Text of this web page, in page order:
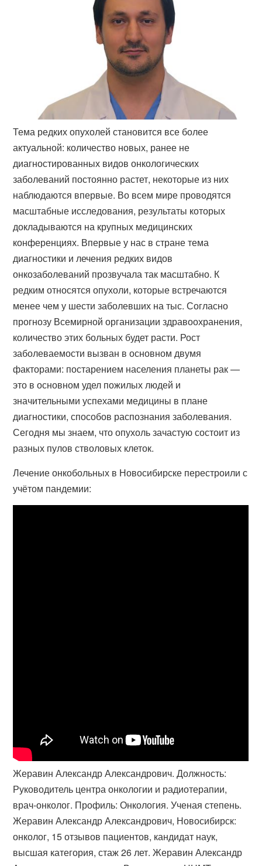
Тема редких опухолей становится все более
актуальной: количество новых, ранее не
диагностированных видов онкологических
заболеваний постоянно растет, некоторые из них
наблюдаются впервые. Во всем мире проводятся
масштабные исследования, результаты которых
докладываются на крупных медицинских
конференциях. Впервые у нас в стране тема
диагностики и лечения редких видов
онкозаболеваний прозвучала так масштабно. К
редким относятся опухоли, которые встречаются
менее чем у шести заболевших на тыс. Согласно
прогнозу Всемирной организации здравоохранения,
количество этих больных будет расти. Рост
заболеваемости вызван в основном двумя
факторами: постарением населения планеты рак —
это в основном удел пожилых людей и
значительными успехами медицины в плане
диагностики, способов распознания заболевания.
Сегодня мы знаем, что опухоль зачастую состоит из
разных пулов стволовых клеток.
Лечение онкобольных в Новосибирске перестроили с
учётом пандемии:
Жеравин Александр Александрович. Должность:
Руководитель центра онкологии и радиотерапии,
врач-онколог. Профиль: Онкология. Ученая степень.
Жеравин Александр Александрович, Новосибирск:
онколог, 15 отзывов пациентов, кандидат наук,
высшая категория, стаж 26 лет. Жеравин Александр